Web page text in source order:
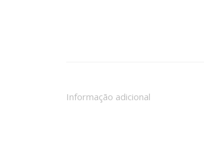
Informação adicional